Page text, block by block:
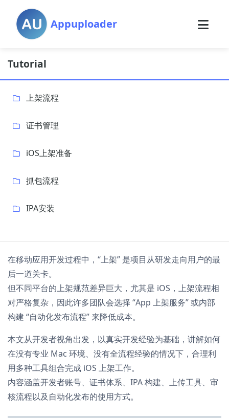
Appuploader
Tutorial
上架流程
证书管理
iOS上架准备
抓包流程
IPA安装
在移动应用开发过程中，“上架” 是项目从研发走向用户的最
后一道关卡。
但不同平台的上架规范差异巨大，尤其是 iOS，上架流程相
对严格复杂，因此许多团队会选择 “App 上架服务” 或内部
构建 “自动化发布流程” 来降低成本。
本文从开发者视角出发，以真实开发经验为基础，讲解如何
在没有专业 Mac 环境、没有全流程经验的情况下，合理利
用多种工具组合完成 iOS 上架工作。
内容涵盖开发者账号、证书体系、IPA 构建、上传工具、审
核流程以及自动化发布的使用方式。